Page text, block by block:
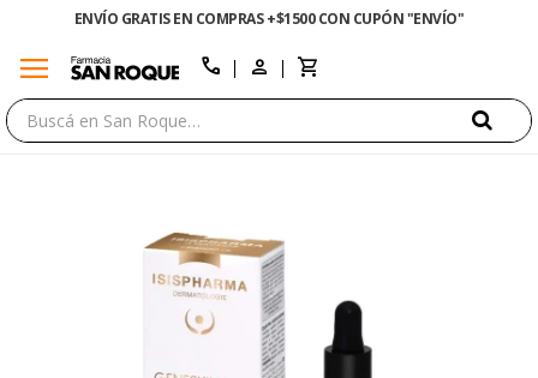
ENVÍO GRATIS EN COMPRAS +$1500 CON CUPÓN "ENVÍO"
menu call
close